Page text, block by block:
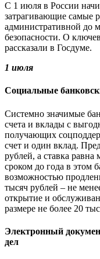
С 1 июля в России
затрагивающие самые
административной до
безопасности. О
рассказали в Госдуме.
1 июля
Социальные
Системно значимые
счета и вклады с
получающих
счет и один вклад.
рублей, а ставка
сроком до года в этом
возможностью
тысяч рублей ‒ не
открытие и
размере не более 20
Электронный
дел